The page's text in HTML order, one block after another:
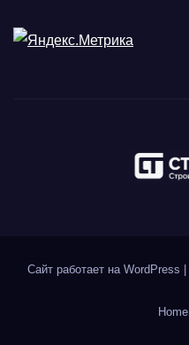
Сайт работает на WordPress
Home